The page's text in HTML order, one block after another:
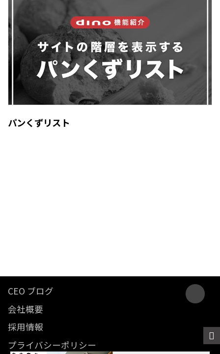
パンくずリスト
CEO ブログ
会社概要
採用情報
プライバシーポリシー